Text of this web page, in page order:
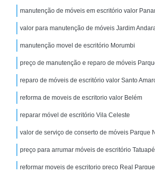
manutenção de móveis em escritório valor
valor para manutenção de móveis Jardim
manutenção movel de escritório Morumbi
preço de manutenção e reparo de móveis
reparo de móveis de escritório valor Santo
reforma de moveis de escritorio valor Belém
reparar móvel de escritório Vila Celeste
valor de serviço de conserto de móveis Parque
preço para arrumar móveis de escritório Tatuapé
reformar moveis de escritorio preço Real Parque